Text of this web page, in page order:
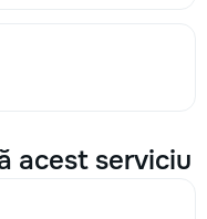
acest serviciu